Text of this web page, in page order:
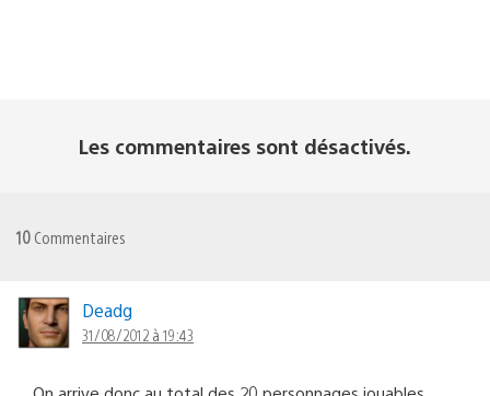
Les commentaires sont désactivés.
10 Commentaires
Deadg
31/08/2012 à 19:43